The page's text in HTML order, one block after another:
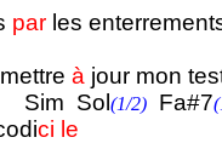
par les
à jour mon
Sol (1/2) Fa#7
ci le